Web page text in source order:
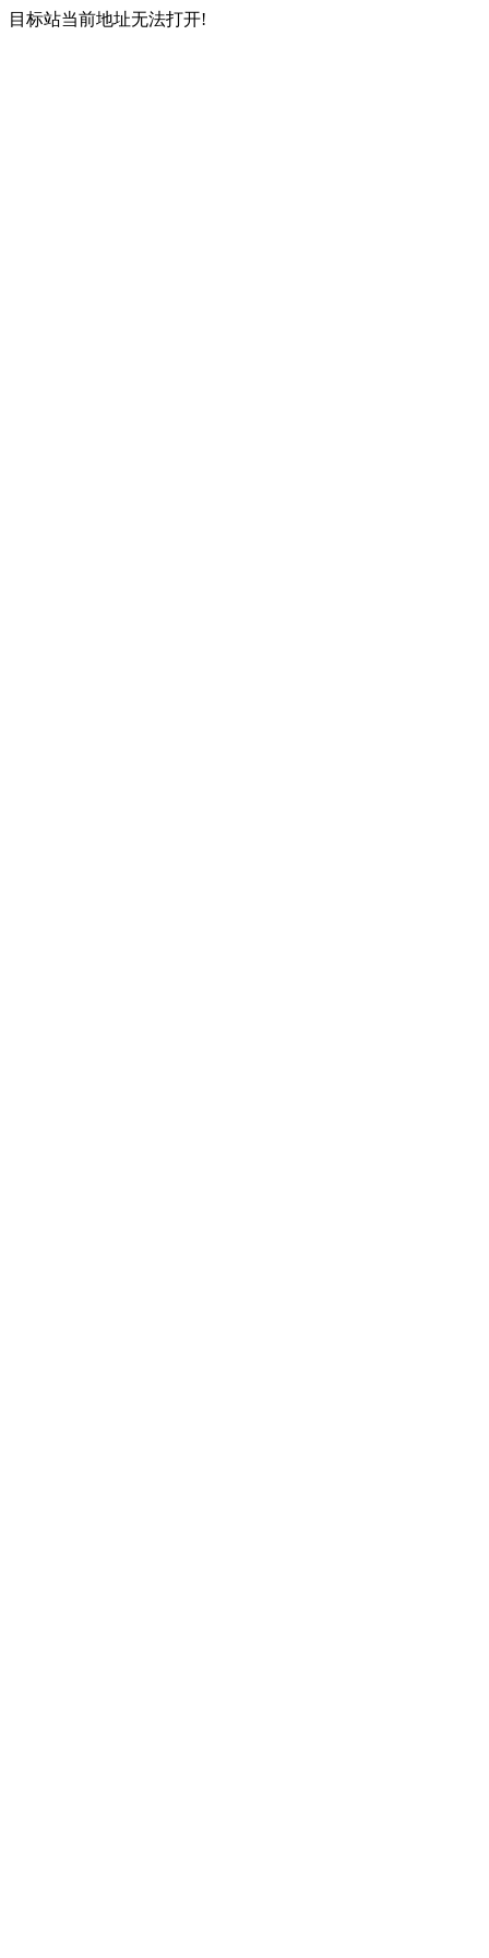
目标站当前地址无法打开!